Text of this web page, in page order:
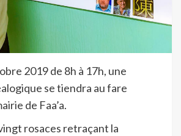
2019 de 8h à 17h, une
se tiendra au fare
de Faa’a.
rosaces retraçant la